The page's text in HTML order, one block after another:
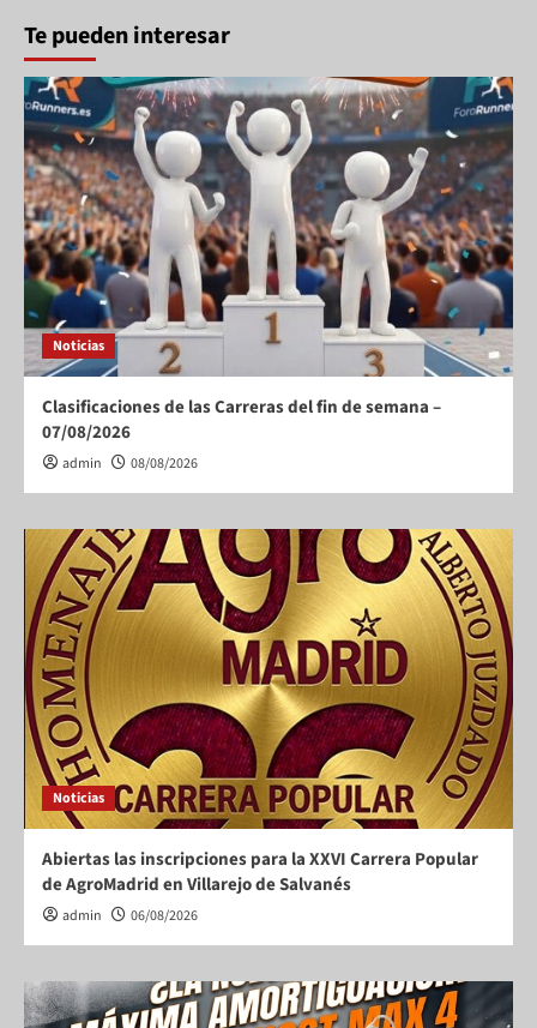
Te pueden interesar
Noticias
Clasificaciones de las Carreras del fin de semana –
07/08/2026
admin 08/08/2026
Noticias
Abiertas las inscripciones para la XXVI Carrera Popular
de AgroMadrid en Villarejo de Salvanés
admin 06/08/2026